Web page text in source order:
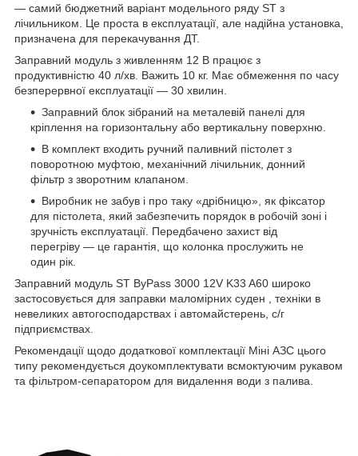
— самий бюджетний варіант модельного ряду ST з
лічильником. Це проста в експлуатації, але надійна установка,
призначена для перекачування ДТ.
Заправний модуль з живленням 12 В працює з
продуктивністю 40 л/хв. Важить 10 кг. Має обмеження по часу
безперервної експлуатації — 30 хвилин.
Заправний блок зібраний на металевій панелі для
кріплення на горизонтальну або вертикальну поверхню.
В комплект входить ручний паливний пістолет з
поворотною муфтою, механічний лічильник, донний
фільтр з зворотним клапаном.
Виробник не забув і про таку «дрібницю», як фіксатор
для пістолета, який забезпечить порядок в робочій зоні і
зручність експлуатації. Передбачено захист від
перегріву — це гарантія, що колонка прослужить не
один рік.
Заправний модуль ST ByPass 3000 12V K33 A60 широко
застосовується для заправки маломірних суден , техніки в
невеликих автогосподарствах і автомайстерень, с/г
підприємствах.
Рекомендації щодо додаткової комплектації Міні АЗС цього
типу рекомендується доукомплектувати всмоктуючим рукавом
та фільтром-сепаратором для видалення води з палива.